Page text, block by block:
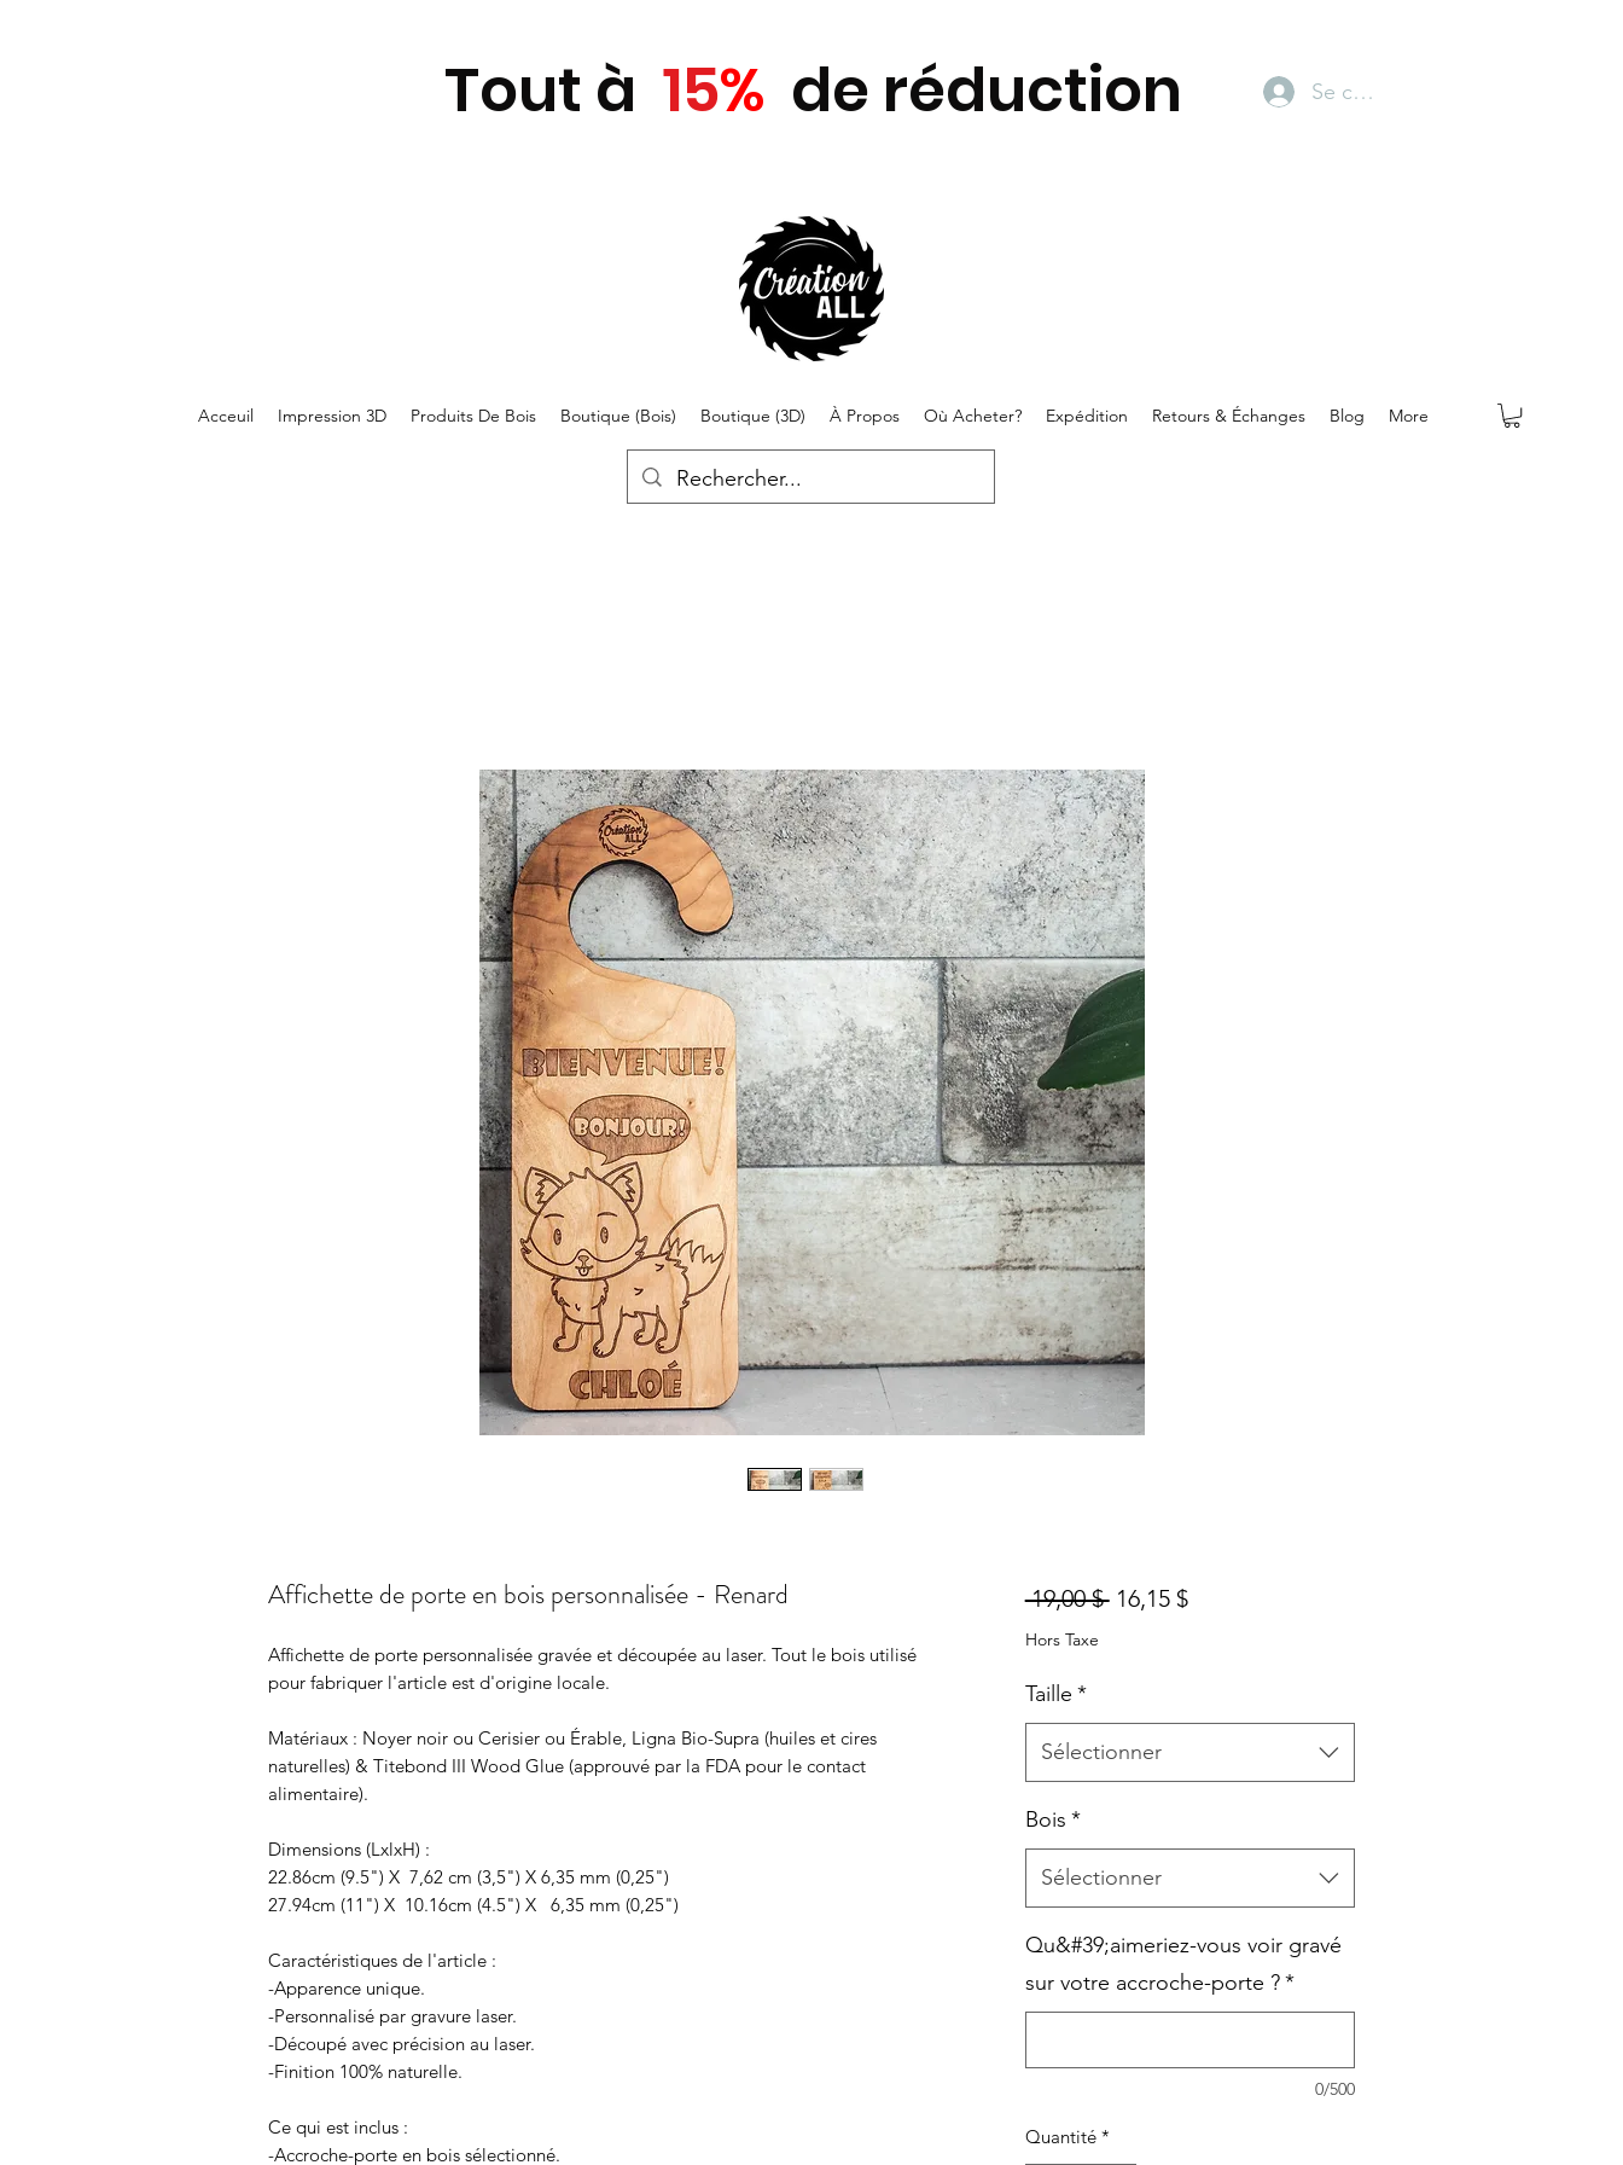
Tout à 15% de réduction Se connecter
Acceuil Impression 3D Produits De Bois Boutique (Bois) Boutique (3D) À Propos Où Acheter? Expédition Retours & Échanges Blog More
Affichette de porte en bois personnalisée - Renard
Affichette de porte personnalisée gravée et découpée au laser. Tout le bois utilisé
pour fabriquer l'article est d'origine locale.
Matériaux : Noyer noir ou Cerisier ou Érable, Ligna Bio-Supra (huiles et cires
naturelles) & Titebond III Wood Glue (approuvé par la FDA pour le contact
alimentaire).
Dimensions (LxlxH) :
22.86cm (9.5") X 7,62 cm (3,5") X 6,35 mm (0,25")
27.94cm (11") X 10.16cm (4.5") X 6,35 mm (0,25")
Caractéristiques de l'article :
-Apparence unique.
-Personnalisé par gravure laser.
-Découpé avec précision au laser.
-Finition 100% naturelle.
Ce qui est inclus :
-Accroche-porte en bois sélectionné.
19,00 $ Prix
16,15 $Prix
Hors Taxe
Taille *
Sélectionner
Bois *
Sélectionner
Qu&#39;aimeriez-vous voir gravé
sur votre accroche-porte ?*
0/500
Quantité *